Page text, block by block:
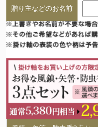
贈り主などのお名前